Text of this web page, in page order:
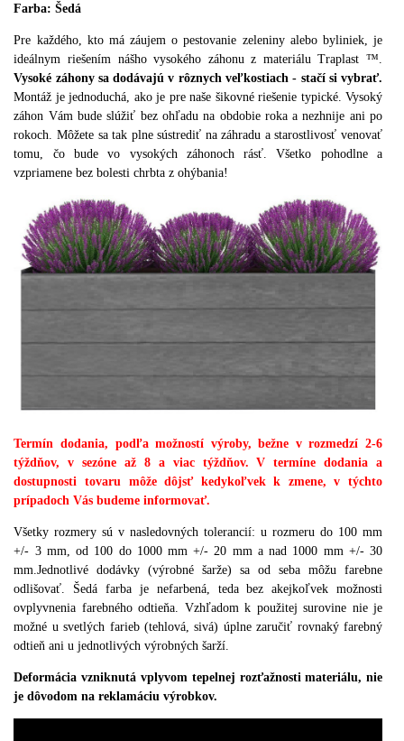
Farba: Šedá
Pre každého, kto má záujem o pestovanie zeleniny alebo byliniek, je
ideálnym riešením nášho vysokého záhonu z materiálu Traplast ™.
Vysoké záhony sa dodávajú v rôznych veľkostiach - stačí si vybrať.
Montáž je jednoduchá, ako je pre naše šikovné riešenie typické. Vysoký
záhon Vám bude slúžiť bez ohľadu na obdobie roka a nezhnije ani po
rokoch. Môžete sa tak plne sústrediť na záhradu a starostlivosť venovať
tomu, čo bude vo vysokých záhonoch rásť. Všetko pohodlne a
vzpriamene bez bolesti chrbta z ohýbania!
Termín dodania, podľa možností výroby, bežne v rozmedzí 2-6
týždňov, v sezóne až 8 a viac týždňov. V termíne dodania a
dostupnosti tovaru môže dôjsť kedykoľvek k zmene, v týchto
prípadoch Vás budeme informovať.
Všetky rozmery sú v nasledovných tolerancií: u rozmeru do 100 mm
+/- 3 mm, od 100 do 1000 mm +/- 20 mm a nad 1000 mm +/- 30
mm.Jednotlivé dodávky (výrobné šarže) sa od seba môžu farebne
odlišovať. Šedá farba je nefarbená, teda bez akejkoľvek možnosti
ovplyvnenia farebného odtieňa. Vzhľadom k použitej surovine nie je
možné u svetlých farieb (tehlová, sivá) úplne zaručiť rovnaký farebný
odtieň ani u jednotlivých výrobných šarží.
Deformácia vzniknutá vplyvom tepelnej rozťažnosti materiálu, nie
je dôvodom na reklamáciu výrobkov.